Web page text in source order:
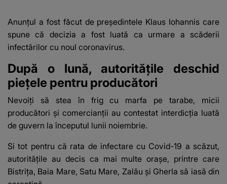
suspecți
Anunțul a fost făcut de președintele Klaus Iohannis care
spune că decizia a fost luată ca urmare a scăderii
infectărilor cu noul coronavirus.
După o lună, autoritățile deschid
piețele pentru producători
Nevoiți să stea în frig cu marfa pe tarabe, micii
producători şi comercianţii au contestat interdicţia luată
de guvern la începutul lunii noiembrie.
Si tot pentru că rata de infectare cu Covid-19 a scăzut,
autoritățile au decis ca mai multe orașe, printre care
Bistriţa, Baia Mare, Satu Mare, Zalău şi Gherla să iasă din